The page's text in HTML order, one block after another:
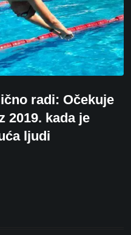
radi: Očekuje
2019. kada je
ljudi